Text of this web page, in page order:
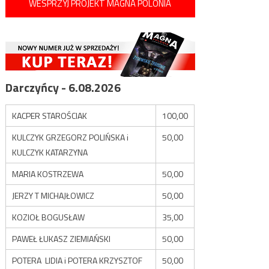
WESPRZYJ PROJEKT MAGNA POLONIA
Darczyńcy - 6.08.2026
KACPER STAROŚCIAK
100,00
KULCZYK GRZEGORZ POLIŃSKA i
KULCZYK KATARZYNA
50,00
MARIA KOSTRZEWA
50,00
JERZY T MICHAJŁOWICZ
50,00
KOZIOŁ BOGUSŁAW
35,00
PAWEŁ ŁUKASZ ZIEMIAŃSKI
50,00
POTERA LIDIA i POTERA KRZYSZTOF
50,00